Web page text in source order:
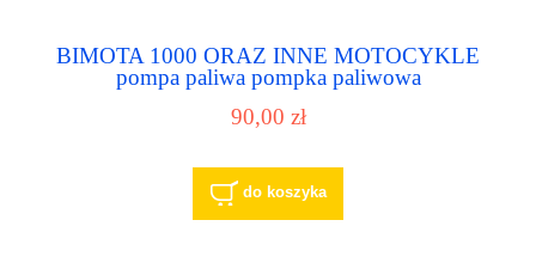
BIMOTA 1000 ORAZ INNE MOTOCYKLE
pompa paliwa pompka paliwowa
90,00 zł
do koszyka